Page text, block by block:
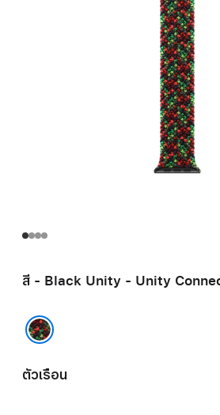
สี - Black Unity - Unity
Black Unity - Unity Connection
ตัวเรือน